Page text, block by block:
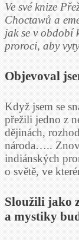
Ve své knize
Choctawů a
jak se v období
proroci, aby
Objevoval
Když jsem se
přežili jedno z
dějinách,
národa…..
indiánských
o světě, ve
Sloužili jako
a mystiky